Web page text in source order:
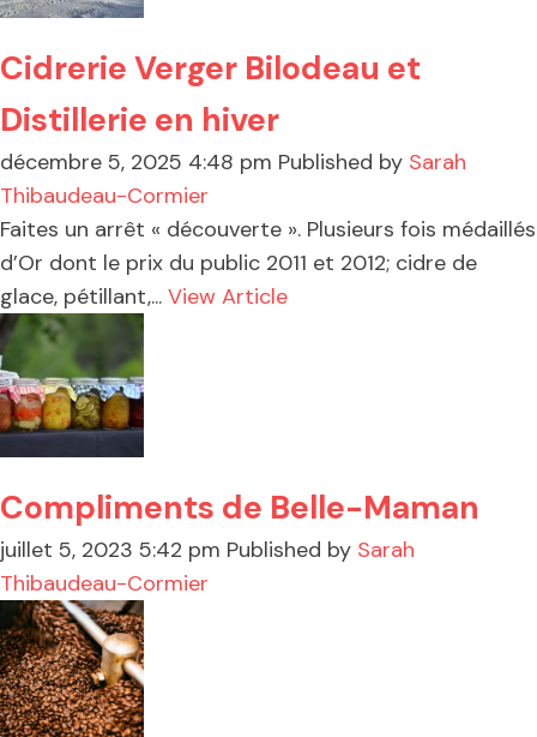
Cidrerie Verger Bilodeau et
Distillerie en hiver
décembre 5, 2025 4:48 pm Published by Sarah
Thibaudeau-Cormier
Faites un arrêt « découverte ». Plusieurs fois médaillés
d’Or dont le prix du public 2011 et 2012; cidre de
glace, pétillant,... View Article
Compliments de Belle-Maman
juillet 5, 2023 5:42 pm Published by Sarah
Thibaudeau-Cormier